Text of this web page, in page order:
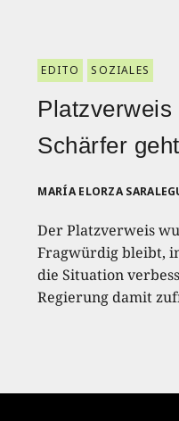
EDITO SOZIALES
Platzverweis
Schärfer
MARÍA ELORZA
Der Platzverweis
Fragwürdig bleibt,
die Situation
Regierung damit